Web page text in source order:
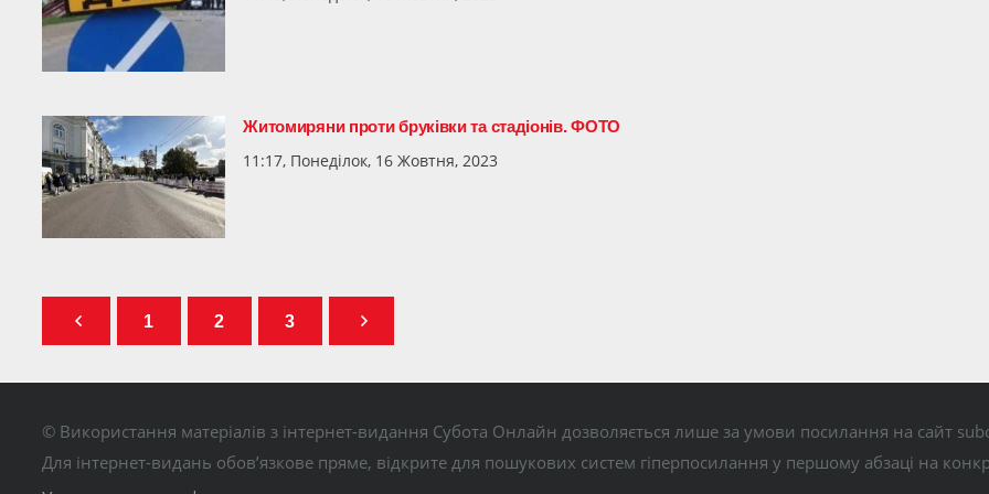
Житомиряни проти бруківки та стадіонів. ФОТО
11:17, Понеділок, 16 Жовтня, 2023
1 2 3
© Використання матеріалів з інтернет-видання Субота Онлайн дозволяється лише за умови посилання на сайт
Для інтернет-видань обов’язкове пряме, відкрите для пошукових систем гіперпосилання у першому абзаці на